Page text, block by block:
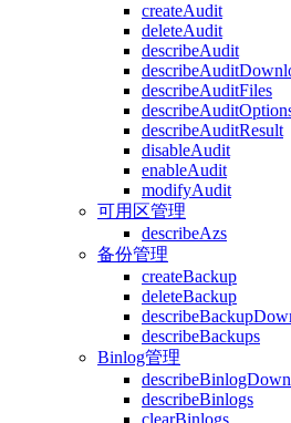
createAudit
deleteAudit
describeAudit
describeAuditFiles
describeAuditResult
disableAudit
enableAudit
modifyAudit
可用区管理
describeAzs
备份管理
createBackup
deleteBackup
describeBackups
Binlog管理
describeBinlogs